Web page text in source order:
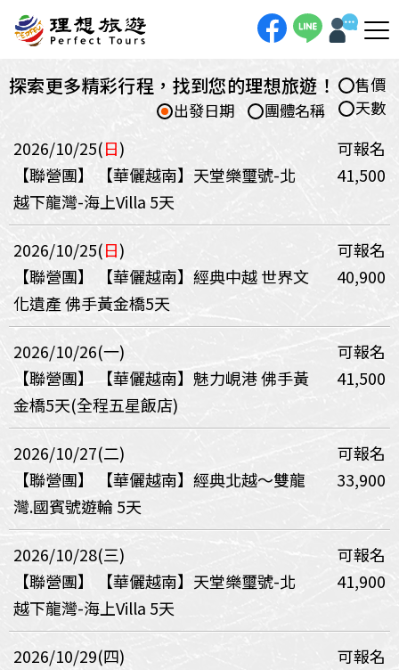
探索更多精彩行程，找到您的理想旅遊！
售價
天數
團體名稱
出發日期
2026/10/25(日)
可報名
【聯營團】
【華儷越南】天堂樂璽號-北
越下龍灣-海上Villa 5天
41,500
2026/10/25(日)
可報名
【聯營團】
【華儷越南】經典中越 世界文
化遺產 佛手黃金橋5天
40,900
2026/10/26(一)
可報名
【聯營團】
【華儷越南】魅力峴港 佛手黃
金橋5天(全程五星飯店)
41,500
2026/10/27(二)
可報名
【聯營團】
【華儷越南】經典北越～雙龍
灣.國賓號遊輪 5天
33,900
2026/10/28(三)
可報名
【聯營團】
【華儷越南】天堂樂璽號-北
越下龍灣-海上Villa 5天
41,900
2026/10/29(四)
可報名